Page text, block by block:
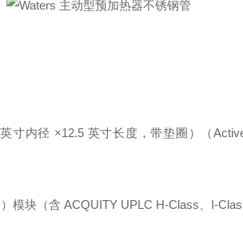
寸内径 ×12.5 英寸长度，带垫圈）（
模块（含 ACQUITY UPLC H-Class、I-